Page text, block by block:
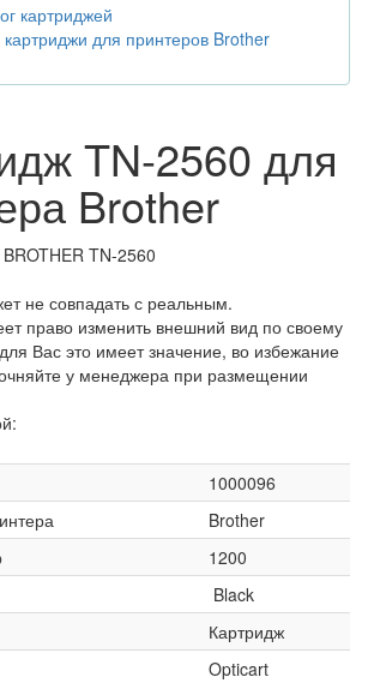
картриджей
для принтеров Brother
TN-2560 для
Brother
не совпадать с реальным.
право изменить внешний вид по своему
Вас это имеет значение, во избежание
у менеджера при размещении
1000096
Brother
1200
Black
Картридж
Opticart